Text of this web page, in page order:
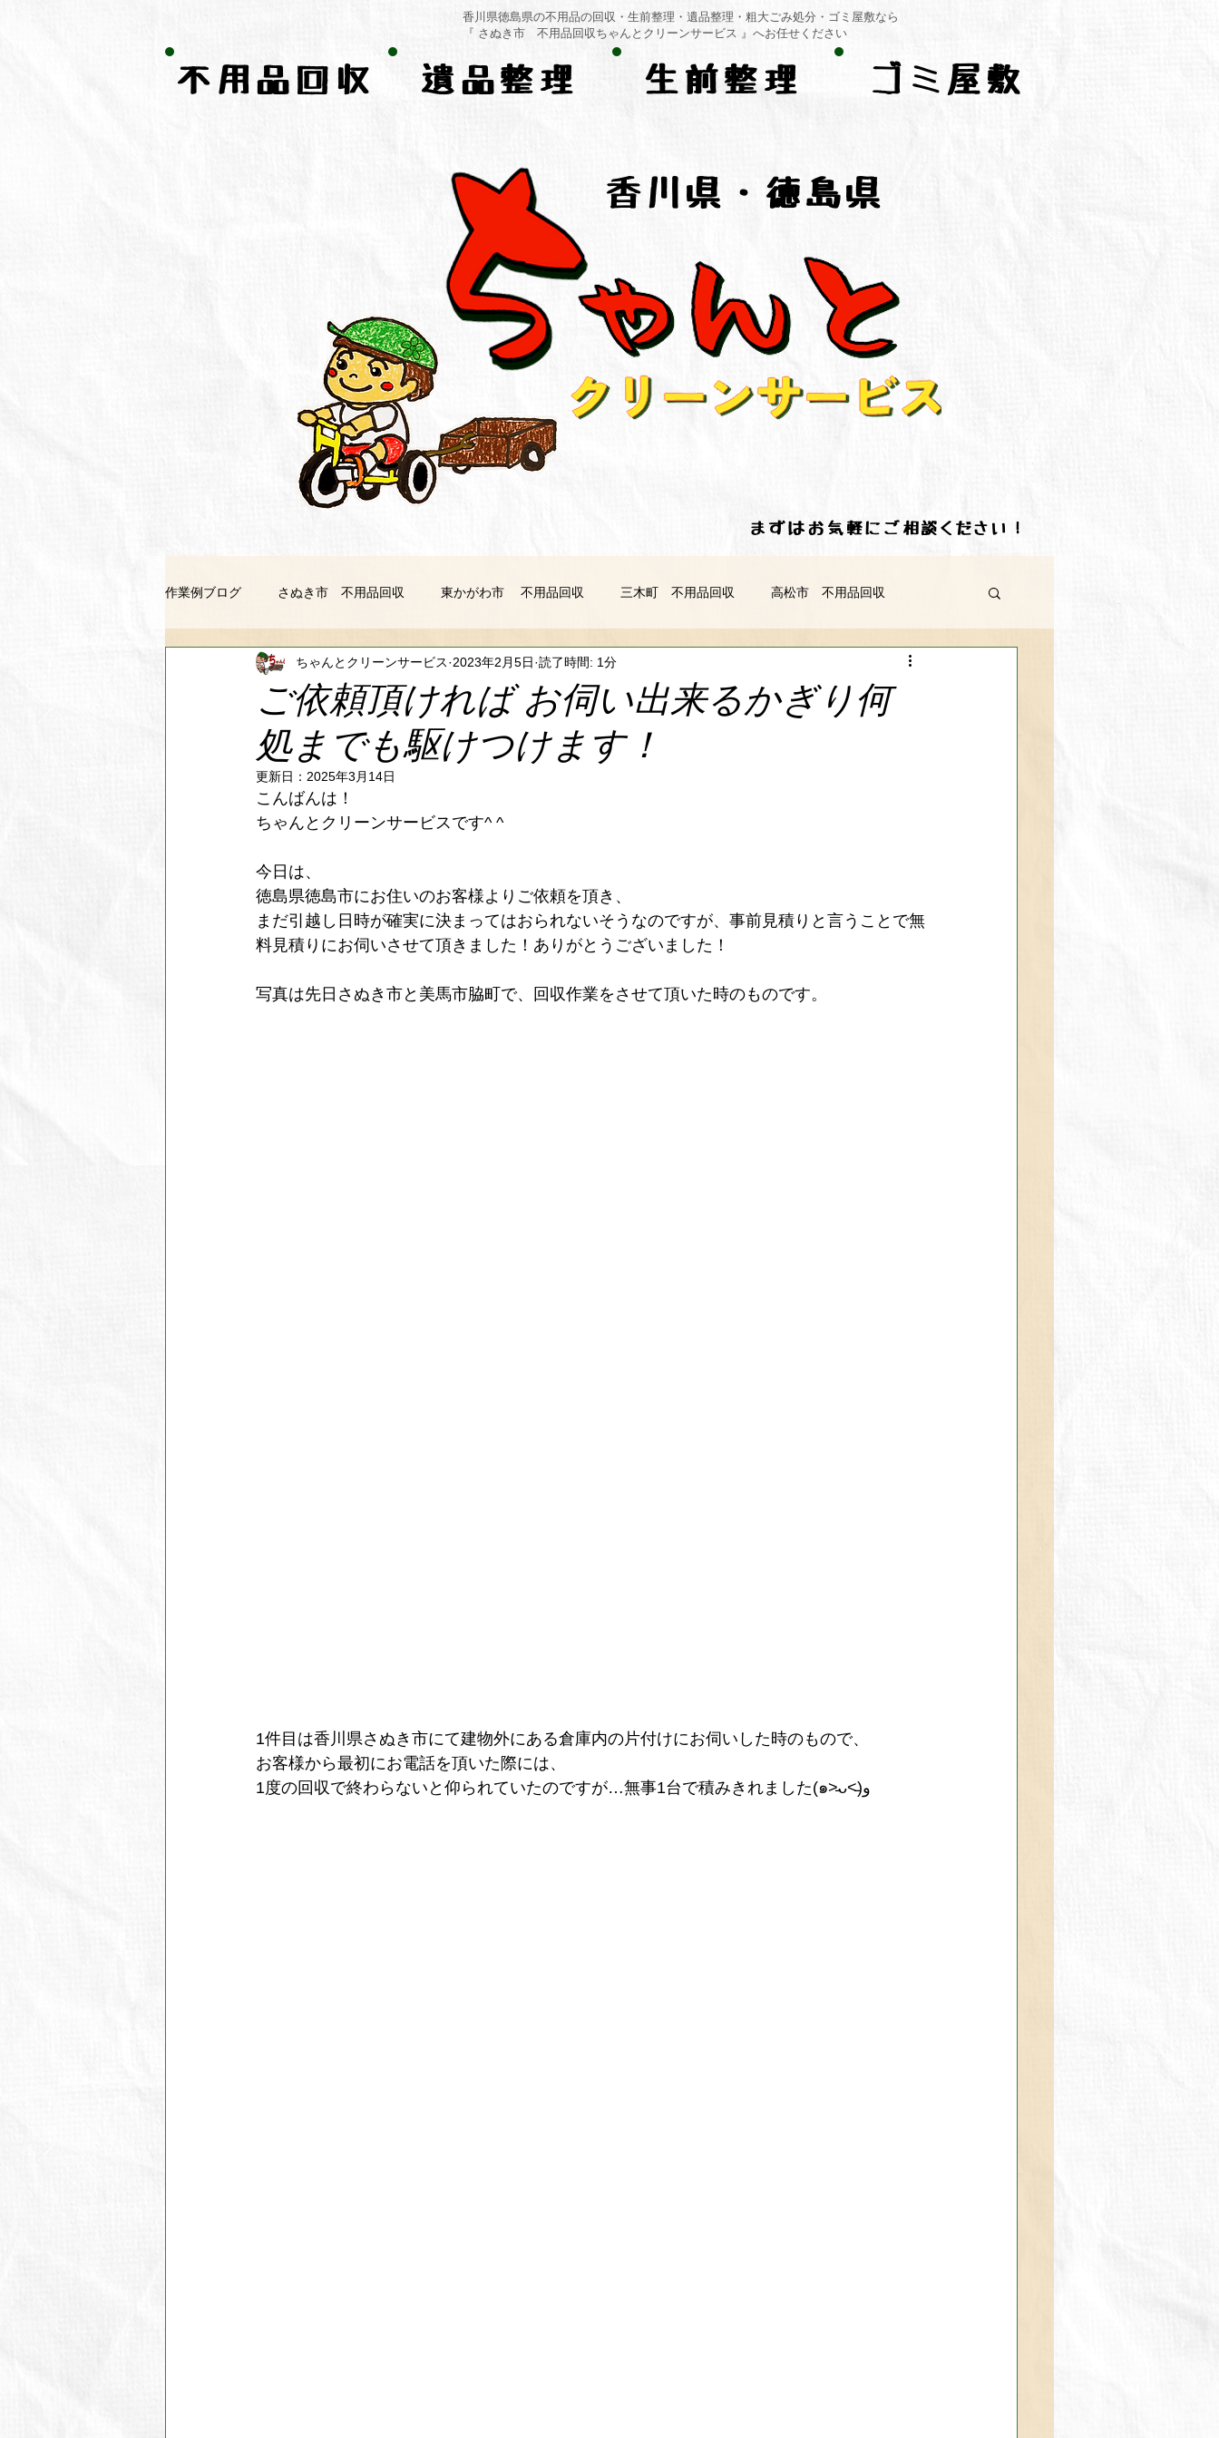
不用品回収
香川県徳島県の不用品の回収・生前整理・遺品整理・粗大ごみ処分・ゴミ屋敷なら
​『 さぬき市 不用品回収ちゃんとクリーンサービス 』へお任せください
遺品整理 ゴミ屋敷
生前整理
香川県・徳島県
​​まずはお気軽にご相談ください！
作業例ブログ さぬき市 不用品回収 東かがわ市 不用品回収 三木町 不用品回収 高松市 不用品回収
善通寺市 不用品回収 坂出市 不用品回収 丸亀市 不用品回収 三豊市 不用品回収
徳島市 不用品回収 美馬市 不用品回収 阿波市 不用品回収
東みよし町 不用品回収
ご依頼頂ければ お伺い出来るかぎり何
処までも駆けつけます！
ちゃんとクリーンサービス 2023年2月5日 読了時間: 1分
更新日： 2025年3月14日
こんばんは！
ちゃんとクリーンサービスです^ ^
今日は、
徳島県徳島市にお住いのお客様よりご依頼を頂き、
まだ引越し日時が確実に決まってはおられないそうなのですが、事前見積りと言うことで無
料見積りにお伺いさせて頂きました！ありがとうございました！
写真は先日さぬき市と美馬市脇町で、回収作業をさせて頂いた時のものです。
1件目は香川県さぬき市にて建物外にある倉庫内の片付けにお伺いした時のもので、
お客様から最初にお電話を頂いた際には、